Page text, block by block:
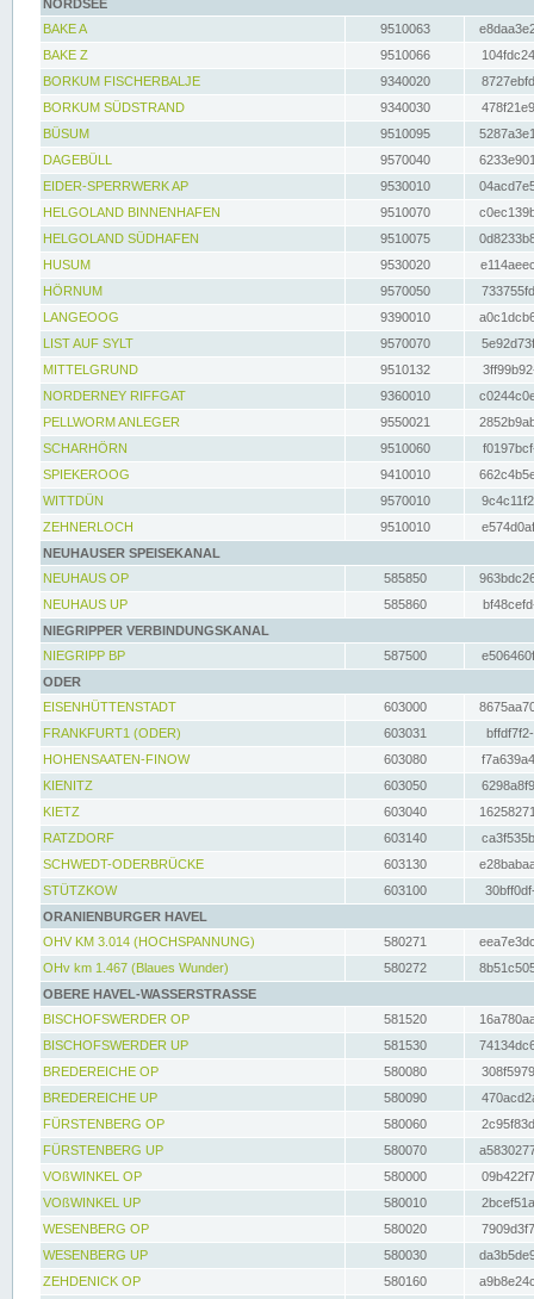
NORDSEE
BAKE A
9510063
BAKE Z
9510066
BORKUM FISCHERBALJE
9340020
BORKUM SÜDSTRAND
9340030
BÜSUM
9510095
DAGEBÜLL
9570040
EIDER-SPERRWERK AP
9530010
HELGOLAND BINNENHAFEN
9510070
HELGOLAND SÜDHAFEN
9510075
HUSUM
9530020
HÖRNUM
9570050
LANGEOOG
9390010
LIST AUF SYLT
9570070
MITTELGRUND
9510132
NORDERNEY RIFFGAT
9360010
PELLWORM ANLEGER
9550021
SCHARHÖRN
9510060
SPIEKEROOG
9410010
WITTDÜN
9570010
ZEHNERLOCH
9510010
NEUHAUSER SPEISEKANAL
NEUHAUS OP
585850
NEUHAUS UP
585860
NIEGRIPPER VERBINDUNGSKANAL
NIEGRIPP BP
587500
ODER
EISENHÜTTENSTADT
603000
FRANKFURT1 (ODER)
603031
HOHENSAATEN-FINOW
603080
KIENITZ
603050
KIETZ
603040
RATZDORF
603140
SCHWEDT-ODERBRÜCKE
603130
STÜTZKOW
603100
ORANIENBURGER HAVEL
OHV KM 3.014 (HOCHSPANNUNG)
580271
OHv km 1.467 (Blaues Wunder)
580272
OBERE HAVEL-WASSERSTRASSE
BISCHOFSWERDER OP
581520
BISCHOFSWERDER UP
581530
BREDEREICHE OP
580080
BREDEREICHE UP
580090
FÜRSTENBERG OP
580060
FÜRSTENBERG UP
580070
VOßWINKEL OP
580000
VOßWINKEL UP
580010
WESENBERG OP
580020
WESENBERG UP
580030
ZEHDENICK OP
580160